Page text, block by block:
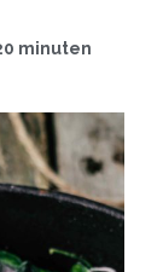
minuten